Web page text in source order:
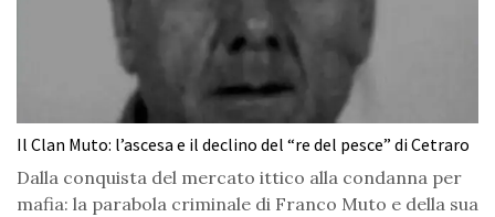
Il Clan Muto: l’ascesa e il declino del “re del pesce” di Cetraro
Dalla conquista del mercato ittico alla condanna per
mafia: la parabola criminale di Franco Muto e della sua